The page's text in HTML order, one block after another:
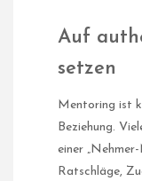
Auf
setzen
Mentoring ist
Beziehung.
einer
Ratschläge,